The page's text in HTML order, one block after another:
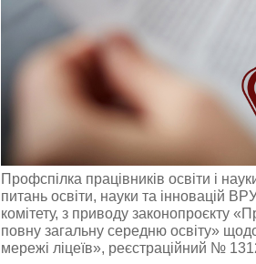
Профспілка працівників освіти і
питань освіти, науки та інновацій
комітету, з приводу законопроєкту
повну загальну середню освіту»
мережі ліцеїв», реєстраційний №